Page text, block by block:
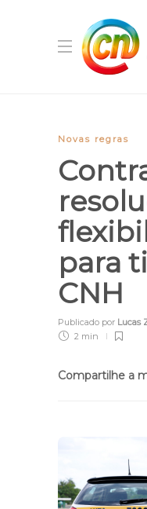
Novas regras
para
CNH
Publicado por Lucas
2 min
Compartilhe a